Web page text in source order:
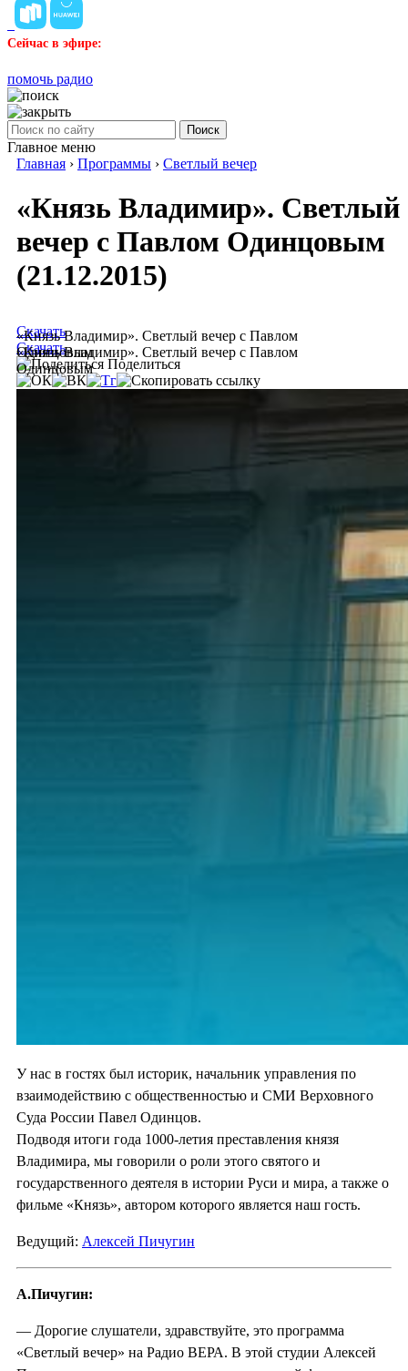
Сейчас в эфире:
помочь радио
Поиск
Главное меню
Главная › Программы › Светлый вечер
«Князь Владимир». Светлый
вечер с Павлом Одинцовым
(21.12.2015)
«Князь Владимир». Светлый вечер с Павлом
Одинцовым
Скачать
«Князь Владимир». Светлый вечер с Павлом
Одинцовым
Скачать
Поделиться
У нас в гостях был историк, начальник управления по
взаимодействию с общественностью и СМИ Верховного
Суда России Павел Одинцов.
Подводя итоги года 1000-летия преставления князя
Владимира, мы говорили о роли этого святого и
государственного деятеля в истории Руси и мира, а также о
фильме «Князь», автором которого является наш гость.
Ведущий: Алексей Пичугин
А.Пичугин:
— Дорогие слушатели, здравствуйте, это программа
«Светлый вечер» на Радио ВЕРА. В этой студии Алексей